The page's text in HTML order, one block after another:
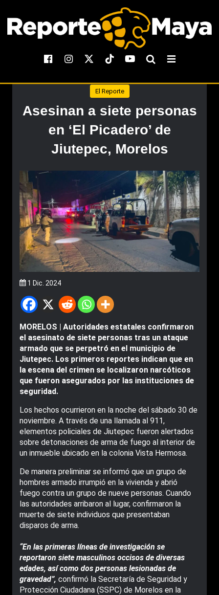
El Reporte
Asesinan a siete personas
en ‘El Picadero’ de
Jiutepec, Morelos
1 Dic. 2024
MORELOS | Autoridades estatales confirmaron
el asesinato de siete personas tras un ataque
armado que se perpetró en el municipio de
Jiutepec. Los primeros reportes indican que en
la escena del crimen se localizaron narcóticos
que fueron asegurados por las instituciones de
seguridad.
Los hechos ocurrieron en la noche del sábado 30 de
noviembre. A través de una llamada al 911,
elementos policiales de Jiutepec fueron alertados
sobre detonaciones de arma de fuego al interior de
un inmueble ubicado en la colonia Vista Hermosa.
De manera preliminar se informó que un grupo de
hombres armado irrumpió en la vivienda y abrió
fuego contra un grupo de nueve personas. Cuando
las autoridades arribaron al lugar, confirmaron la
muerte de siete individuos que presentaban
disparos de arma.
“En las primeras líneas de investigación se
reportaron siete masculinos occisos de diversas
edades, así como dos personas lesionadas de
gravedad”, confirmó la Secretaría de Seguridad y
Protección Ciudadana (SSPC) de Morelos en la